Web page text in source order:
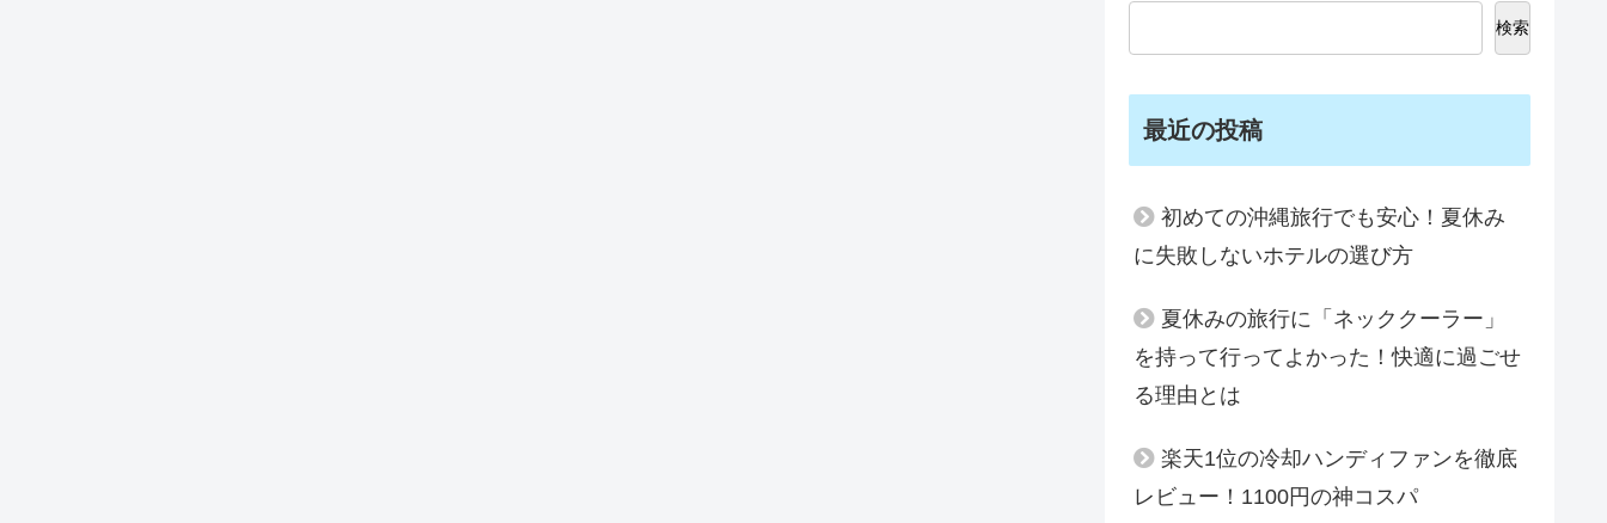
検索
最近の投稿
初めての沖縄旅行でも安心！夏休み
に失敗しないホテルの選び方
夏休みの旅行に「ネッククーラー」
を持って行ってよかった！快適に過ごせ
る理由とは
楽天1位の冷却ハンディファンを徹底
レビュー！1100円の神コスパ